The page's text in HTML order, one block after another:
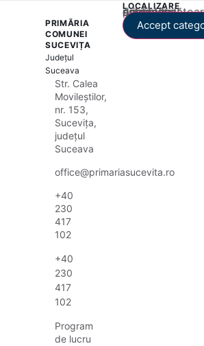
PRIMĂRIA
COMUNEI
SUCEVIȚA
Județul
Suceava
Str. Calea
Movileștilor,
nr. 153,
Sucevița,
județul
Suceava
office@primariasucevita.ro
+40
230
417
102
+40
230
417
102
Program
de lucru
LOCALIZARE
Acest conținut este blocat până când acceptați categoria corespunzătoare de cookie-uri.
Accept